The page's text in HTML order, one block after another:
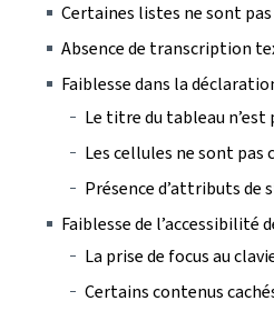
Certaines listes ne sont
Absence de transcription
Faiblesse dans la
Le titre du tableau n’est
Les cellules ne sont
Présence d’attributs de
Faiblesse de l’accessibilité
La prise de focus au
Certains contenus